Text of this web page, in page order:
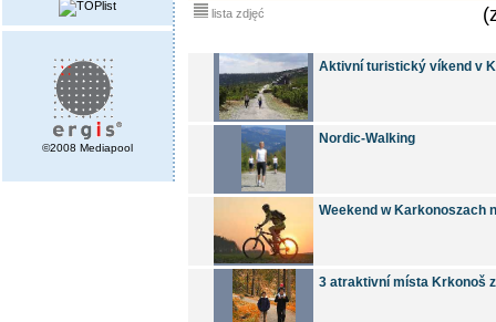
©2008 Mediapool
lista zdjęć
Aktivní turistický víkend v
Nordic-Walking
Weekend w Karkonoszach
3 atraktivní místa Krkonoš